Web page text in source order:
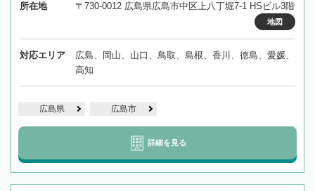
所在地 〒730-0012 広島県広島市中区上八丁堀7-1 HSビル3階
地図
対応エリア
広島、岡山、山口、鳥取、島根、香川、徳島、愛媛、
高知
広島県 広島市
詳細を見る